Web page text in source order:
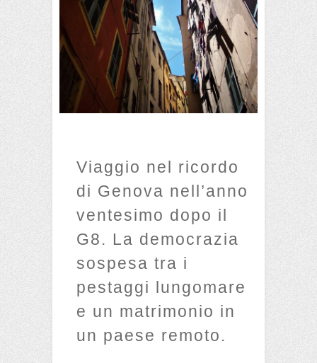
Viaggio nel ricordo
di Genova nell’anno
ventesimo dopo il
G8. La democrazia
sospesa tra i
pestaggi lungomare
e un matrimonio in
un paese remoto.